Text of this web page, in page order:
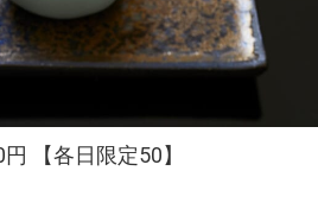
【各日限定50】